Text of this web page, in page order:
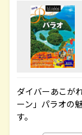
ダイバーあこが
ーン」パラオの
す。